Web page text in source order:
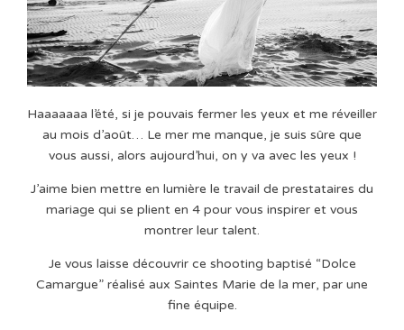
Haaaaaaa l’été, si je pouvais fermer les yeux et me réveiller
au mois d’août… Le mer me manque, je suis sûre que
vous aussi, alors aujourd’hui, on y va avec les yeux !
J’aime bien mettre en lumière le travail de prestataires du
mariage qui se plient en 4 pour vous inspirer et vous
montrer leur talent.
Je vous laisse découvrir ce shooting baptisé “Dolce
Camargue” réalisé aux Saintes Marie de la mer, par une
fine équipe.